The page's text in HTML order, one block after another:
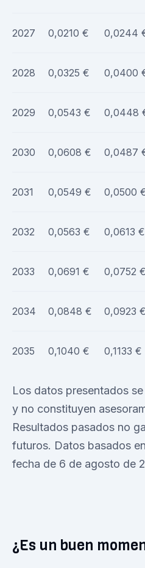
2027 0,0210 € 0,0244
2028 0,0325 € 0,0400
2029 0,0543 € 0,0448
2030 0,0608 € 0,0487
2031 0,0549 € 0,0500
2032 0,0563 € 0,0613 €
2033 0,0691 € 0,0752 €
2034 0,0848 € 0,0923 €
2035 0,1040 € 0,1133 €
Los datos presentados
y no constituyen
Resultados pasados no
futuros. Datos basados
fecha de 6 de agosto de
¿Es un buen